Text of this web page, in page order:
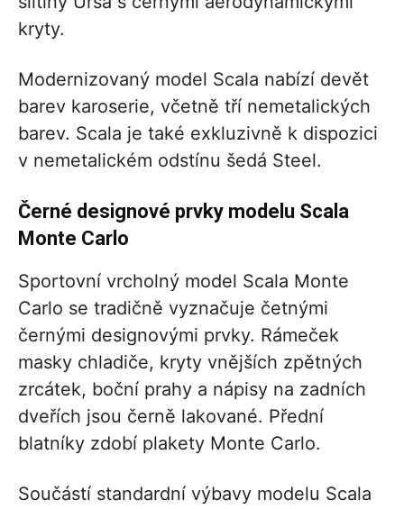
kryty.
Modernizovaný model Scala nabízí devět
barev karoserie, včetně tří nemetalických
barev. Scala je také exkluzivně k dispozici
v nemetalickém odstínu šedá Steel.
Černé designové prvky modelu Scala
Monte Carlo
Sportovní vrcholný model Scala Monte
Carlo se tradičně vyznačuje četnými
černými designovými prvky. Rámeček
masky chladiče, kryty vnějších zpětných
zrcátek, boční prahy a nápisy na zadních
dveřích jsou černě lakované. Přední
blatníky zdobí plakety Monte Carlo.
Součástí standardní výbavy modelu Scala